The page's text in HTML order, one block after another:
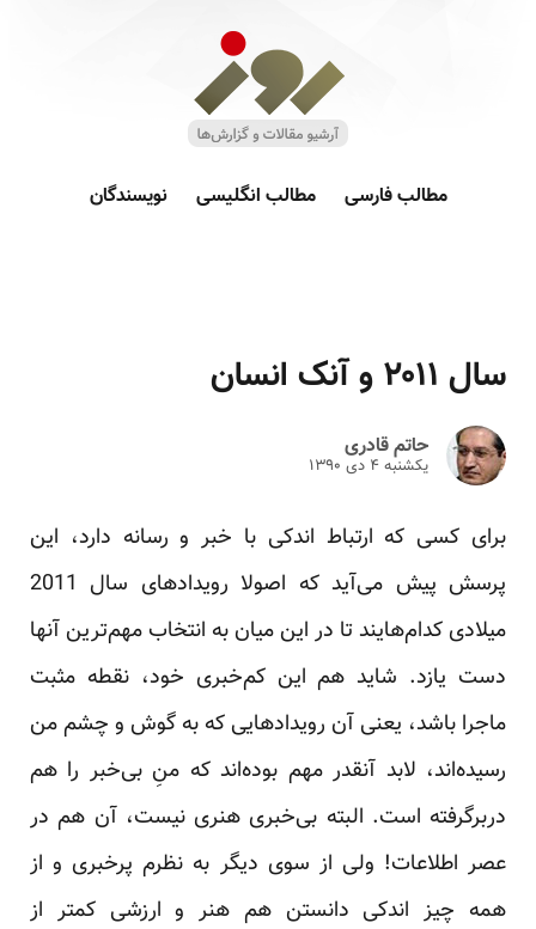
مطالب فارسی مطالب انگلیسی نویسندگان
سال ۲۰۱۱ و آنک انسان
حاتم قادری
یکشنبه ۴ دى ۱۳۹۰
برای کسی که ارتباط اندکی با خبر و رسانه دارد، این
پرسش پیش می‌آید که اصولا رویدادهای سال 2011
میلادی کدام‌هایند تا در این میان به انتخاب مهم‌ترین آنها
دست یازد. شاید هم این کم‌خبری خود، نقطه مثبت
ماجرا باشد، یعنی آن رویدادهایی که به گوش و چشم من
رسیده‌اند، لابد آنقدر مهم بوده‌اند که منِ بی‌خبر را هم
دربرگرفته است. البته بی‌خبری هنری نیست، آن هم در
عصر اطلاعات! ولی از سوی دیگر به نظرم پرخبری و از
همه چیز اندکی دانستن هم هنر و ارزشی کمتر از